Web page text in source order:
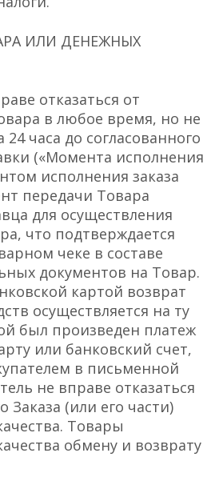
ИЛИ ДЕНЕЖНЫХ
отказаться от
в любое время, но не
24 часа до согласованного
(«Момента исполнения
исполнения заказа
передачи Товара
для осуществления
что подтверждается
чеке в составе
документов на Товар.
картой возврат
осуществляется на ту
был произведен платеж
или банковский счет,
в письменной
не вправе отказаться
Заказа (или его части)
Товары
обмену и возврату